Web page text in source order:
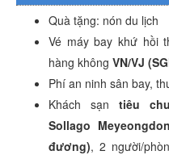
Quà tặng: nón du lịch
Vé máy bay khứ hồi
hàng không VN/VJ
Phí an ninh sân bay,
Khách sạn tiêu
Sollago
đương), 2 người/